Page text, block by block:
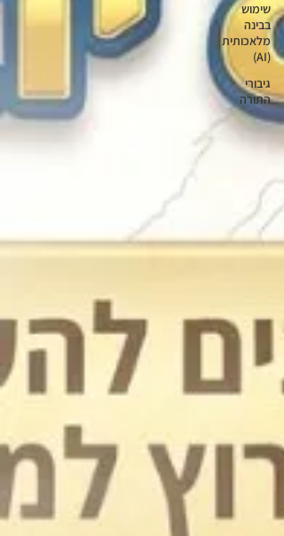
שימוש
בבינה
מלאכותית
(AI)
גיבורי
התורה